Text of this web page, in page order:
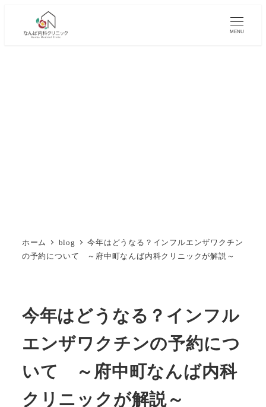
MENU
ホーム blog
今年はどうなる？インフルエンザワクチン
の予約について ～府中町なんば内科クリニックが解説～
今年はどうなる？インフル
エンザワクチンの予約につ
いて ～府中町なんば内科
クリニックが解説～